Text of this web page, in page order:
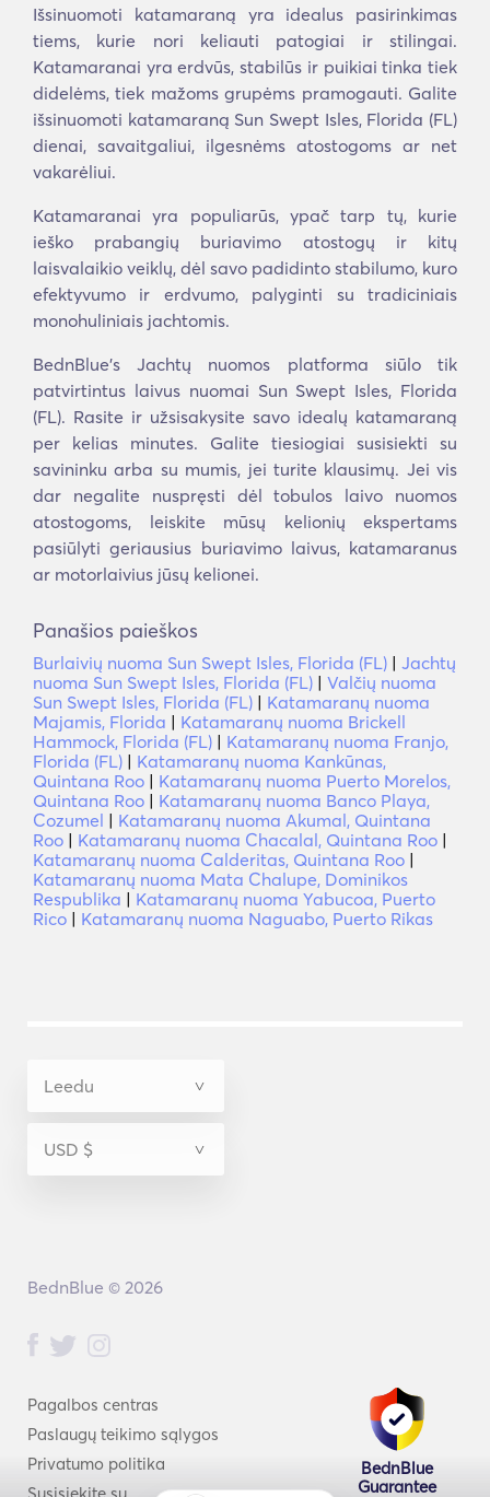
Išsinuomoti katamaraną yra idealus pasirinkimas
tiems, kurie nori keliauti patogiai ir stilingai.
Katamaranai yra erdvūs, stabilūs ir puikiai tinka tiek
didelėms, tiek mažoms grupėms pramogauti. Galite
išsinuomoti katamaraną Sun Swept Isles, Florida (FL)
dienai, savaitgaliui, ilgesnėms atostogoms ar net
vakarėliui.
Katamaranai yra populiarūs, ypač tarp tų, kurie
ieško prabangių buriavimo atostogų ir kitų
laisvalaikio veiklų, dėl savo padidinto stabilumo, kuro
efektyvumo ir erdvumo, palyginti su tradiciniais
monohuliniais jachtomis.
BednBlue's Jachtų nuomos platforma siūlo tik
patvirtintus laivus nuomai Sun Swept Isles, Florida
(FL). Rasite ir užsisakysite savo idealų katamaraną
per kelias minutes. Galite tiesiogiai susisiekti su
savininku arba su mumis, jei turite klausimų. Jei vis
dar negalite nuspręsti dėl tobulos laivo nuomos
atostogoms, leiskite mūsų kelionių ekspertams
pasiūlyti geriausius buriavimo laivus, katamaranus
ar motorlaivius jūsų kelionei.
Panašios paieškos
Burlaivių nuoma Sun Swept Isles, Florida (FL) | Jachtų
nuoma Sun Swept Isles, Florida (FL) | Valčių nuoma
Sun Swept Isles, Florida (FL) | Katamaranų nuoma
Majamis, Florida | Katamaranų nuoma Brickell
Hammock, Florida (FL) | Katamaranų nuoma Franjo,
Florida (FL) | Katamaranų nuoma Kankūnas,
Quintana Roo | Katamaranų nuoma Puerto Morelos,
Quintana Roo | Katamaranų nuoma Banco Playa,
Cozumel | Katamaranų nuoma Akumal, Quintana
Roo | Katamaranų nuoma Chacalal, Quintana Roo |
Katamaranų nuoma Calderitas, Quintana Roo |
Katamaranų nuoma Mata Chalupe, Dominikos
Respublika | Katamaranų nuoma Yabucoa, Puerto
Rico | Katamaranų nuoma Naguabo, Puerto Rikas
Pagalbos centras
Paslaugų teikimo sąlygos
Privatumo politika
BednBlue
Guarantee
BednBlue © 2026